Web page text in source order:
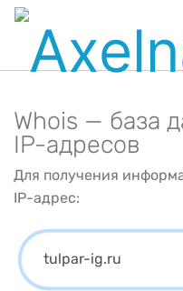
Whois — база
IP-адресов
Для получения
IP-адрес: